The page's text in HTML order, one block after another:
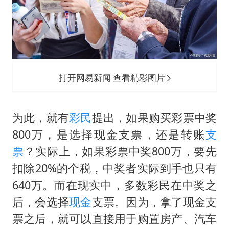
打开网易新闻 查看精彩图片
为此，就有彩民提出，如果购买彩票中奖
800万，是选择现金支票，还是转账支
票 ？实际上，如果彩票中奖800万，要先
扣除20%的个税，中奖者实际到手也只有
640万。而在现实中，多数彩民在中奖之
后，会选择现金支票。因为，拿了现金支
票之后，就可以直接用于购置房产、汽车